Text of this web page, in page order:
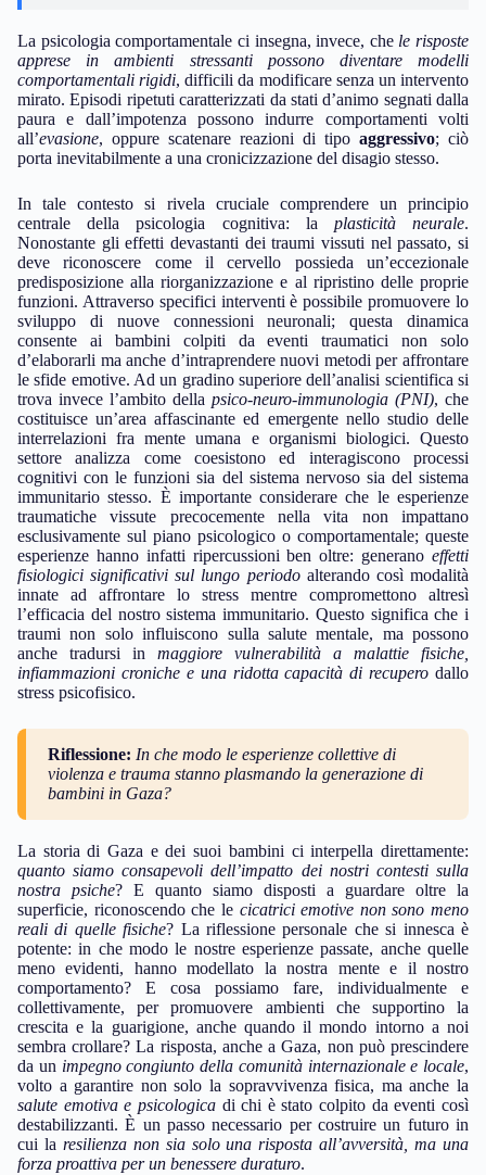
La psicologia comportamentale ci insegna, invece, che le risposte
apprese in ambienti stressanti possono diventare modelli
comportamentali rigidi, difficili da modificare senza un intervento
mirato. Episodi ripetuti caratterizzati da stati d’animo segnati dalla
paura e dall’impotenza possono indurre comportamenti volti
all’evasione, oppure scatenare reazioni di tipo aggressivo; ciò
porta inevitabilmente a una cronicizzazione del disagio stesso.
In tale contesto si rivela cruciale comprendere un principio
centrale della psicologia cognitiva: la plasticità neurale.
Nonostante gli effetti devastanti dei traumi vissuti nel passato, si
deve riconoscere come il cervello possieda un’eccezionale
predisposizione alla riorganizzazione e al ripristino delle proprie
funzioni. Attraverso specifici interventi è possibile promuovere lo
sviluppo di nuove connessioni neuronali; questa dinamica
consente ai bambini colpiti da eventi traumatici non solo
d’elaborarli ma anche d’intraprendere nuovi metodi per affrontare
le sfide emotive. Ad un gradino superiore dell’analisi scientifica si
trova invece l’ambito della psico-neuro-immunologia (PNI), che
costituisce un’area affascinante ed emergente nello studio delle
interrelazioni fra mente umana e organismi biologici. Questo
settore analizza come coesistono ed interagiscono processi
cognitivi con le funzioni sia del sistema nervoso sia del sistema
immunitario stesso. È importante considerare che le esperienze
traumatiche vissute precocemente nella vita non impattano
esclusivamente sul piano psicologico o comportamentale; queste
esperienze hanno infatti ripercussioni ben oltre: generano effetti
fisiologici significativi sul lungo periodoalterando così modalità
innate ad affrontare lo stress mentre compromettono altresì
l’efficacia del nostro sistema immunitario. Questo significa che i
traumi non solo influiscono sulla salute mentale, ma possono
anche tradursi in maggiore vulnerabilità a malattie fisiche,
infiammazioni croniche e una ridotta capacità di recupero dallo
stress psicofisico.
Riflessione: In che modo le esperienze collettive di
violenza e trauma stanno plasmando la generazione di
bambini in Gaza?
La storia di Gaza e dei suoi bambini ci interpella direttamente:
quanto siamo consapevoli dell’impatto dei nostri contesti sulla
nostra psiche? E quanto siamo disposti a guardare oltre la
superficie, riconoscendo che le cicatrici emotive non sono meno
reali di quelle fisiche? La riflessione personale che si innesca è
potente: in che modo le nostre esperienze passate, anche quelle
meno evidenti, hanno modellato la nostra mente e il nostro
comportamento? E cosa possiamo fare, individualmente e
collettivamente, per promuovere ambienti che supportino la
crescita e la guarigione, anche quando il mondo intorno a noi
sembra crollare? La risposta, anche a Gaza, non può prescindere
da un impegno congiunto della comunità internazionale e locale,
volto a garantire non solo la sopravvivenza fisica, ma anche la
salute emotiva e psicologicadi chi è stato colpito da eventi così
destabilizzanti. È un passo necessario per costruire un futuro in
cui la resilienza non sia solo una risposta all’avversità, ma una
forza proattiva per un benessere duraturo.